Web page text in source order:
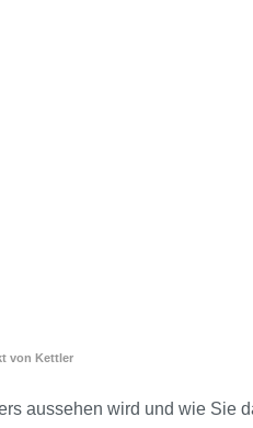
von Kettler
aussehen wird und wie Sie